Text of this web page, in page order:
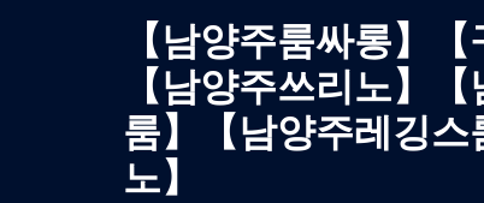
【남양주룸싸롱】
【남양주쓰리노】
룸】【남양주레깅
노】